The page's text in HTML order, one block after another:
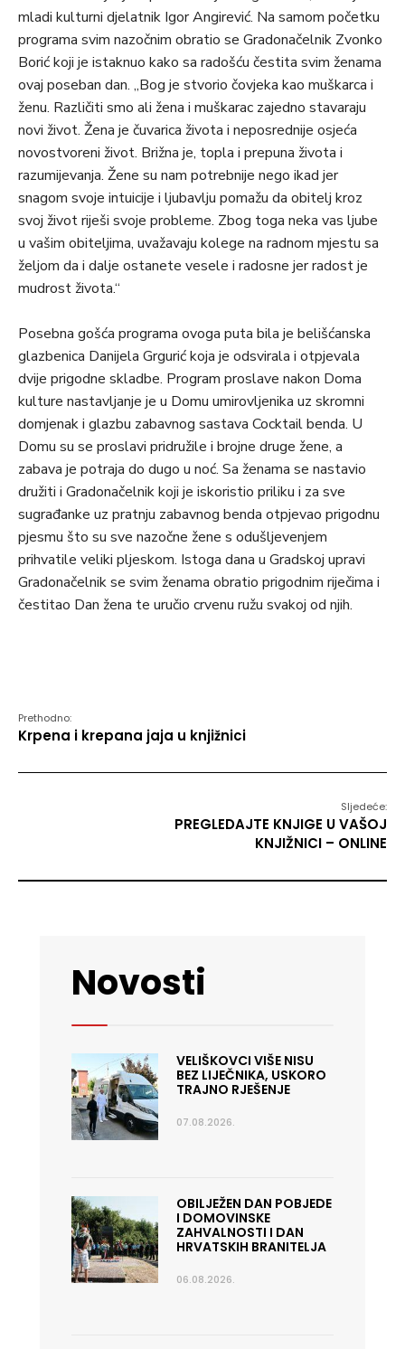
mladi kulturni djelatnik Igor Angirević. Na samom početku
programa svim nazočnim obratio se Gradonačelnik Zvonko
Borić koji je istaknuo kako sa radošću čestita svim ženama
ovaj poseban dan. „Bog je stvorio čovjeka kao muškarca i
ženu. Različiti smo ali žena i muškarac zajedno stavaraju
novi život. Žena je čuvarica života i neposrednije osjeća
novostvoreni život. Brižna je, topla i prepuna života i
razumijevanja. Žene su nam potrebnije nego ikad jer
snagom svoje intuicije i ljubavlju pomažu da obitelj kroz
svoj život riješi svoje probleme. Zbog toga neka vas ljube
u vašim obiteljima, uvažavaju kolege na radnom mjestu sa
željom da i dalje ostanete vesele i radosne jer radost je
mudrost života.“
Posebna gošća programa ovoga puta bila je belišćanska
glazbenica Danijela Grgurić koja je odsvirala i otpjevala
dvije prigodne skladbe. Program proslave nakon Doma
kulture nastavljanje je u Domu umirovljenika uz skromni
domjenak i glazbu zabavnog sastava Cocktail benda. U
Domu su se proslavi pridružile i brojne druge žene, a
zabava je potraja do dugo u noć. Sa ženama se nastavio
družiti i Gradonačelnik koji je iskoristio priliku i za sve
sugrađanke uz pratnju zabavnog benda otpjevao prigodnu
pjesmu što su sve nazočne žene s odušljevenjem
prihvatile veliki pljeskom. Istoga dana u Gradskoj upravi
Gradonačelnik se svim ženama obratio prigodnim riječima i
čestitao Dan žena te uručio crvenu ružu svakoj od njih.
Prethodno:
Krpena i krepana jaja u knjižnici
Sljedeće:
PREGLEDAJTE KNJIGE U VAŠOJ
KNJIŽNICI – ONLINE
Novosti
VELIŠKOVCI VIŠE NISU
BEZ LIJEČNIKA, USKORO
TRAJNO RJEŠENJE
07.08.2026.
OBILJEŽEN DAN POBJEDE
I DOMOVINSKE
ZAHVALNOSTI I DAN
HRVATSKIH BRANITELJA
06.08.2026.